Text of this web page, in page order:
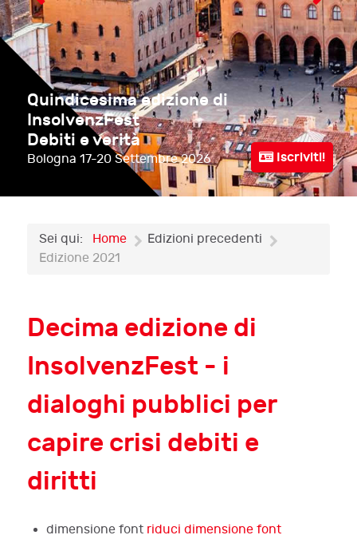
Iscriviti!
Quindicesima edizione di
InsolvenzFest
Debiti e verità
Bologna 17-20 Settembre 2026
Sei qui: Home
Edizioni precedenti
Edizione 2021
Decima edizione di
InsolvenzFest - i
dialoghi pubblici per
capire crisi debiti e
diritti
dimensione font riduci dimensione font